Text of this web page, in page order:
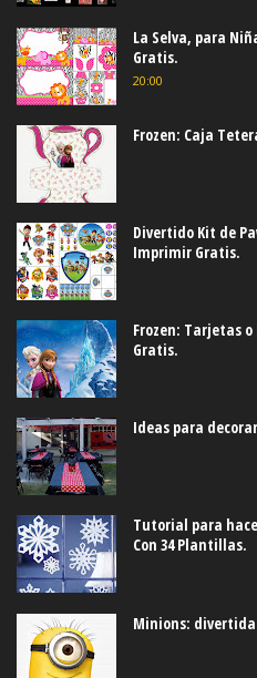
La Selva, para
Gratis.
20:00
Frozen: Caja
Divertido Kit de
Imprimir Gratis.
Frozen: Tarjetas
Gratis.
Ideas para
Tutorial para
Con 34 Plantillas.
Minions: